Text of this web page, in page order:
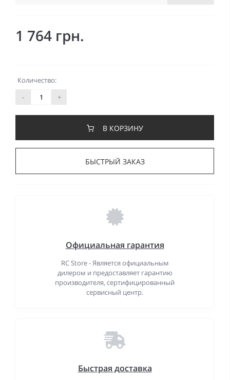
1 764 грн.
Количество:
-
+
В КОРЗИНУ
БЫСТРЫЙ ЗАКАЗ
Официальная гарантия
RC Store - Является официальным
дилером и предоставляет гарантию
производителя, сертифицированный
сервисный центр.
Быстрая доставка